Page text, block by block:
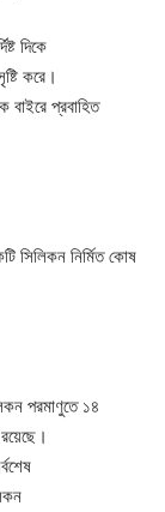
দিকে
করে।
প্রবাহিত
সিলিকন নির্মিত কোষ
পরমাণুতে ১৪